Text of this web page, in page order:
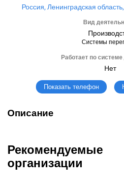
Россия, Ленинградская
Вид
Системы
Работает по
Нет
Показать телефон
Описание
Рекомендуемые
организации